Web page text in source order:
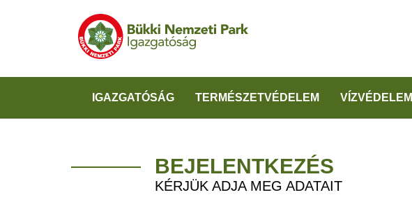
IGAZGATÓSÁG TERMÉSZETVÉDELEM VÍZVÉDELEM
BEJELENTKEZÉS
KÉRJÜK ADJA MEG ADATAIT